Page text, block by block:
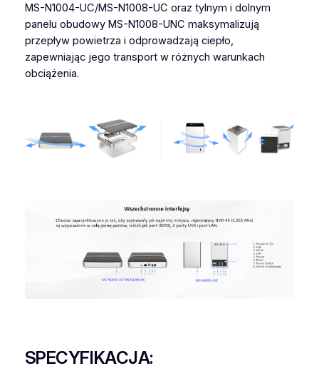
MS-N1004-UC/MS-N1008-UC oraz tylnym i dolnym
panelu obudowy MS-N1008-UNC maksymalizują
przepływ powietrza i odprowadzają ciepło,
zapewniając jego transport w różnych warunkach
obciążenia.
SPECYFIKACJA: